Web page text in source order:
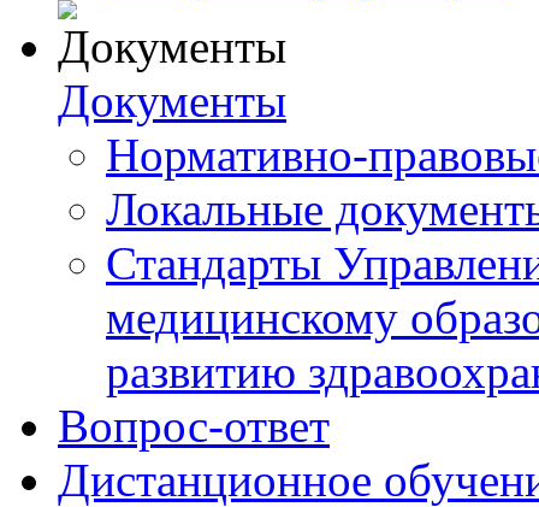
Документы
Нормативно-
Локальные
Стандарты
медицинскому
развитию
Вопрос-ответ
Дистанционное